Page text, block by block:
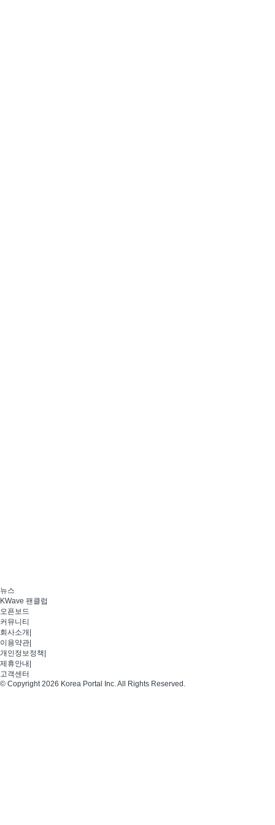
뉴스
KWave 팬클럽
오픈보드
커뮤니티
회사소개
이용약관
개인정보정책
제휴안내
고객센터
© Copyright 2026 Korea Portal Inc. All Rights Reserved.